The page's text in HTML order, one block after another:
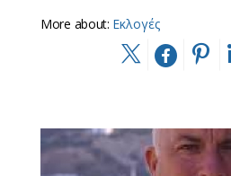
More about: Εκλογές